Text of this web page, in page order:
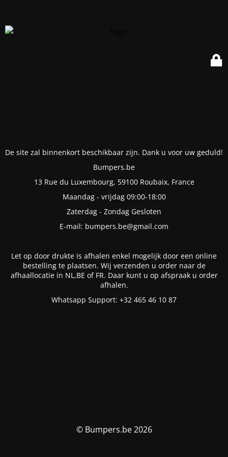
De site zal binnenkort beschikbaar zijn. Dank u voor uw geduld!
Bumpers.be
13 Rue du Luxembourg, 59100 Roubaix, France
Maandag - vrijdag 09:00-18:00
Zaterdag - Zondag Gesloten
E-mail: bumpers.be@gmail.com
Let op door drukte is afhalen enkel mogelijk door een online
bestelling te plaatsen. Wij verzenden u order naar de
afhaallocatie in NL,BE of FR. Daar kunt u op afspraak u order
afhalen.
Whatsapp Support: +32 465 46 10 87
© Bumpers.be 2026